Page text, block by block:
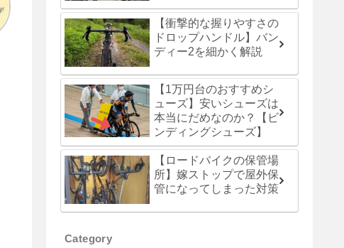
【衝撃的な握りやすさの
ドロップハンドル】バン
ディー2を細かく解説
【1万円台のおすすめシ
ューズ】安いシューズは
本当にだめなのか？【ビ
ンディングシューズ】
【ロードバイクの保管場
所】嫁ストップで屋外保
管になってしまった対策
Category